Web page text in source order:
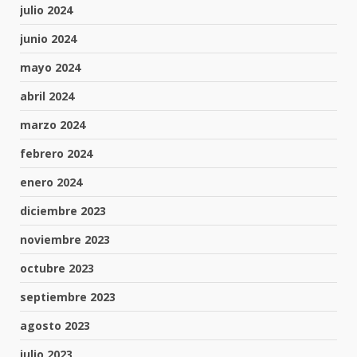
julio 2024
junio 2024
mayo 2024
abril 2024
marzo 2024
febrero 2024
enero 2024
diciembre 2023
noviembre 2023
octubre 2023
septiembre 2023
agosto 2023